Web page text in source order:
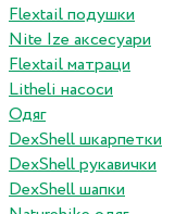
Flextail подушки
Nite Ize аксесуари
Flextail матраци
Litheli насоси
Одяг
DexShell шкарпетки
DexShell рукавички
DexShell шапки